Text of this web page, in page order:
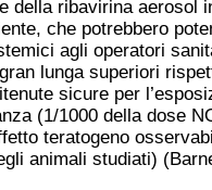
della ribavirina aerosol
che potrebbero
agli operatori
lunga superiori
sicure per
(1/1000 della dose
teratogeno
animali studiati)